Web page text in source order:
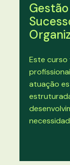
Este curso
atuação